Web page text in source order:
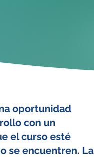
oportunidad
con un
el curso esté
se encuentren. La